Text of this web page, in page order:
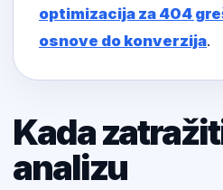
optimizacija za 404
osnove do konverzija.
Kada
analizu